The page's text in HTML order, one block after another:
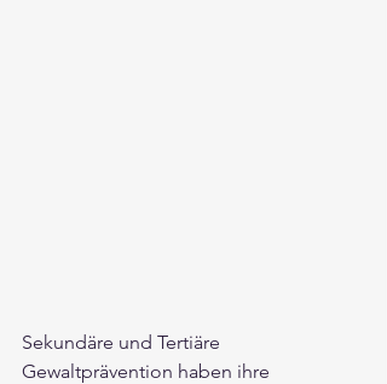
Sekundäre und Tertiäre
Gewaltprävention haben ihre